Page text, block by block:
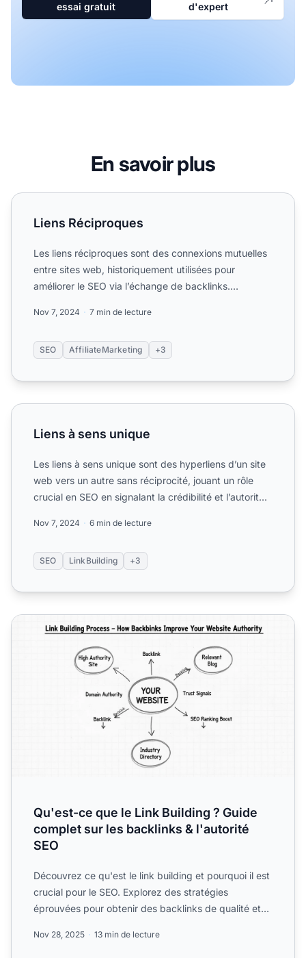
essai gratuit
d'expert
En savoir plus
Liens Réciproques
Liens Réciproques
Les liens réciproques sont des connexions mutuelles
entre sites web, historiquement utilisées pour
améliorer le SEO via l’échange de backlinks.
Nov 7, 2024 7 min de lecture
SEO AffiliateMarketing +3
Liens à sens unique
Liens à sens unique
Les liens à sens unique sont des hyperliens d’un site
web vers un autre sans réciprocité, jouant un rôle
crucial en SEO en signalant la crédibilité et l’autorit...
Nov 7, 2024 6 min de lecture
SEO LinkBuilding +3
Qu'est-ce que le Link Building ? Guide complet sur les
Qu'est-ce que le Link Building ? Guide
complet sur les backlinks & l'autorité
SEO
Découvrez ce qu'est le link building et pourquoi il est
crucial pour le SEO. Explorez des stratégies
éprouvées pour obtenir des backlinks de qualité et
Nov 28, 2025 13 min de lecture